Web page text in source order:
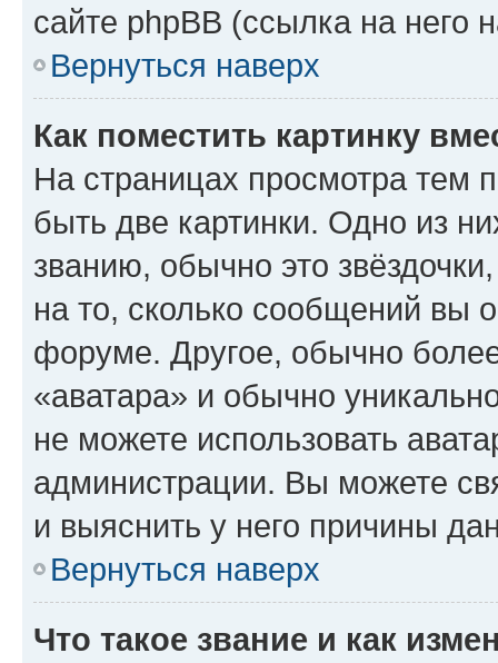
сайте phpBB (ссылка на него
Вернуться наверх
Как поместить картинку
На страницах просмотра тем
быть две картинки. Одно из
званию, обычно это
на то, сколько сообщений вы
форуме. Другое, обычно
«аватара» и обычно
не можете использовать
администрации. Вы можете
и выяснить у него причины
Вернуться наверх
Что такое звание и как